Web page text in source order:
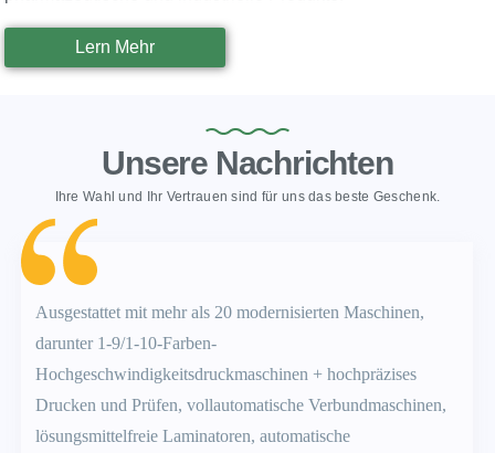
Lern Mehr
Unsere Nachrichten
Ihre Wahl und Ihr Vertrauen sind für uns das beste Geschenk.
Ausgestattet mit mehr als 20 modernisierten Maschinen,
darunter 1-9/1-10-Farben-
Hochgeschwindigkeitsdruckmaschinen + hochpräzises
Drucken und Prüfen, vollautomatische Verbundmaschinen,
lösungsmittelfreie Laminatoren, automatische